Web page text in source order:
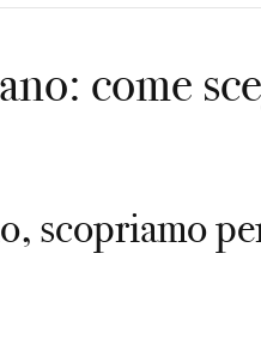
come
scopriamo